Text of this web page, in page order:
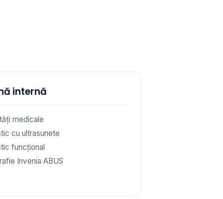
internă
medicale
cu ultrasunete
funcțional
Invenia ABUS